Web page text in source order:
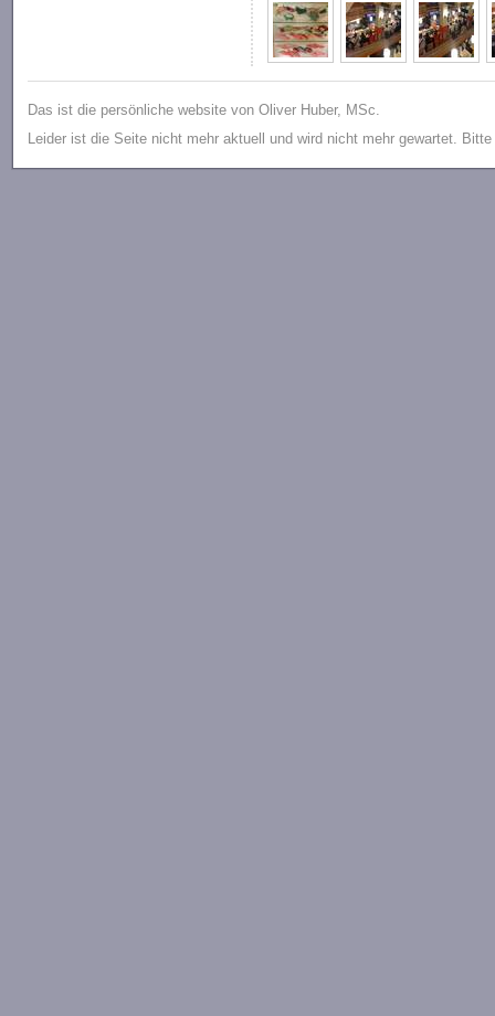
Das ist die persönliche website von Oliver Huber, MSc.
Leider ist die Seite nicht mehr aktuell und wird nicht mehr gewartet.